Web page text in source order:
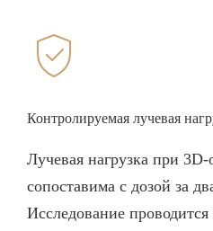
Контролируемая лучевая
Лучевая нагрузка при 3D-
сопоставима с дозой за
Исследование